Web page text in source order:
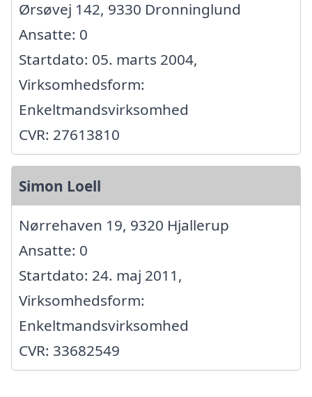
Ørsøvej 142, 9330 Dronninglund
Ansatte: 0
Startdato: 05. marts 2004,
Virksomhedsform:
Enkeltmandsvirksomhed
CVR: 27613810
Simon Loell
Nørrehaven 19, 9320 Hjallerup
Ansatte: 0
Startdato: 24. maj 2011,
Virksomhedsform:
Enkeltmandsvirksomhed
CVR: 33682549